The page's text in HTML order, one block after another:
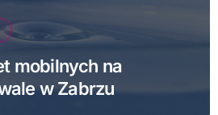
mobilnych na
w Zabrzu